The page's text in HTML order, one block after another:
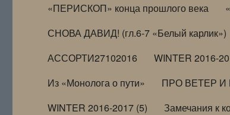
«ПЕРИСКОП» конца прошлого века
СНОВА ДАВИД! (гл.6-7 «Белый карлик»)
АССОРТИ27102016
WINTER 2016-
Из «Монолога о пути»
ПРО ВЕТЕР И
WINTER 2016-2017 (5)
Замечания к